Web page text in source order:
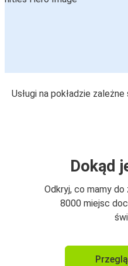
Usługi na pokładzie
Dokąd
Odkryj, co mamy
8000 miejsc